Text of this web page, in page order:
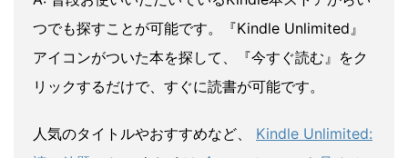
つでも探すことが可能です。『Kindle Unlimited』
アイコンがついた本を探して、『今すぐ読む』をク
リックするだけで、すぐに読書が可能です。
人気のタイトルやおすすめなど、 Kindle Unlimited: